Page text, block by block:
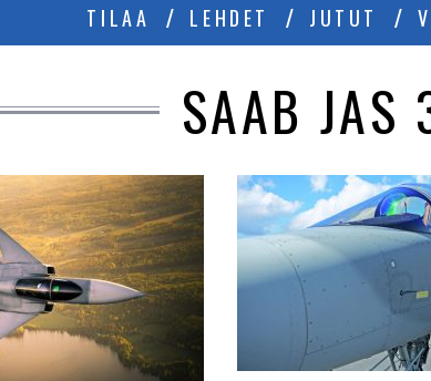
TILAA LEHDET JUTUT
SAAB JAS